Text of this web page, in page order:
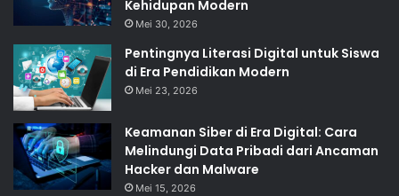
Kehidupan Modern
Mei 30, 2026
Pentingnya Literasi Digital untuk Siswa
di Era Pendidikan Modern
Mei 23, 2026
Keamanan Siber di Era Digital: Cara
Melindungi Data Pribadi dari Ancaman
Hacker dan Malware
Mei 15, 2026